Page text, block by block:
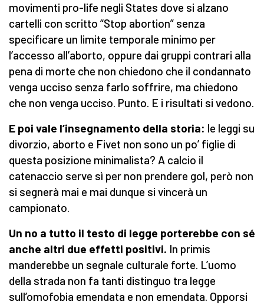
movimenti pro-life negli States dove si alzano
cartelli con scritto “Stop abortion” senza
specificare un limite temporale minimo per
l’accesso all’aborto, oppure dai gruppi contrari alla
pena di morte che non chiedono che il condannato
venga ucciso senza farlo soffrire, ma chiedono
che non venga ucciso. Punto. E i risultati si vedono.
E poi vale l’insegnamento della storia: le leggi su
divorzio, aborto e Fivet non sono un po’ figlie di
questa posizione minimalista? A calcio il
catenaccio serve sì per non prendere gol, però non
si segnerà mai e mai dunque si vincerà un
campionato.
Un no a tutto il testo di legge porterebbe con sé
anche altri due effetti positivi. In primis
manderebbe un segnale culturale forte. L’uomo
della strada non fa tanti distinguo tra legge
sull’omofobia emendata e non emendata. Opporsi